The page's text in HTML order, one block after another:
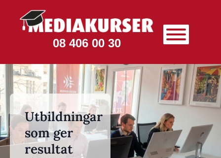
08 406 00 30
Utbildningar
som ger
resultat